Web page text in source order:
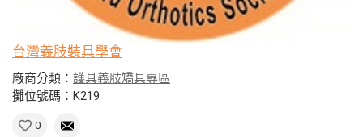
台灣義肢裝具學會
廠商分類： 護具義肢矯具專區
攤位號碼：K219
0